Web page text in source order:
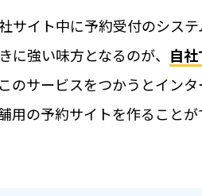
サイト中に予約受付のシス
強い味方となるのが、 自
のサービスをつかうとイン
用の予約サイトを作ること